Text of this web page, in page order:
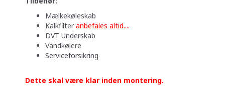
Mælkekøleskab
Kalkfilter anbefales altid....
DVT Underskab
Vandkølere
Serviceforsikring
Dette skal være klar inden montering.